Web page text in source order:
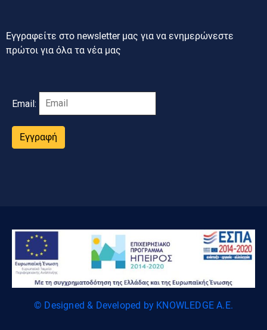
Εγγραφείτε στο newsletter μας για να ενημερώνεστε
πρώτοι για όλα τα νέα μας
Email:
Εγγραφή
© Designed & Developed by KNOWLEDGE A.E.